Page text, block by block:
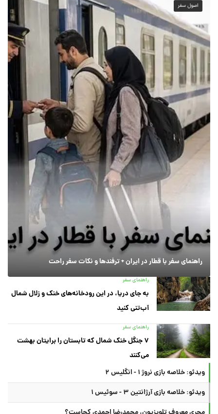
اصول سفر
راهنمای سفر با قطار در ایران + ترفندها و نکات سفر راحت
راهنمای سفر
به جای دریا، در این رودخانه‌های خنک و زلال شمال
آب‌تنی کنید
راهنمای سفر
۷ جنگل خنک شمال که تابستان را برایتان بهشت
می‌کنند
ویدئو: خلاصه بازی نروژ ۱ - انگلیس ۲
ویدئو: خلاصه بازی آرژانتین ۳ - سوئیس ۱